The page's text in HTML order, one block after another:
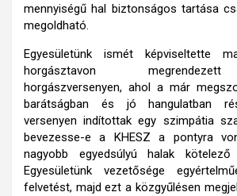
mennyiségű hal biztonságos tartása
megoldható.
Egyesületünk ismét képviseltette
horgásztavon
horgászversenyen, ahol a már
barátságban és jó hangulatban
versenyen indítottak egy szimpátia
bevezesse-e a KHESZ a pontyra
nagyobb egyedsúlyú halak kötelező
Egyesületünk vezetősége
felvetést, majd ezt a közgyűlésen